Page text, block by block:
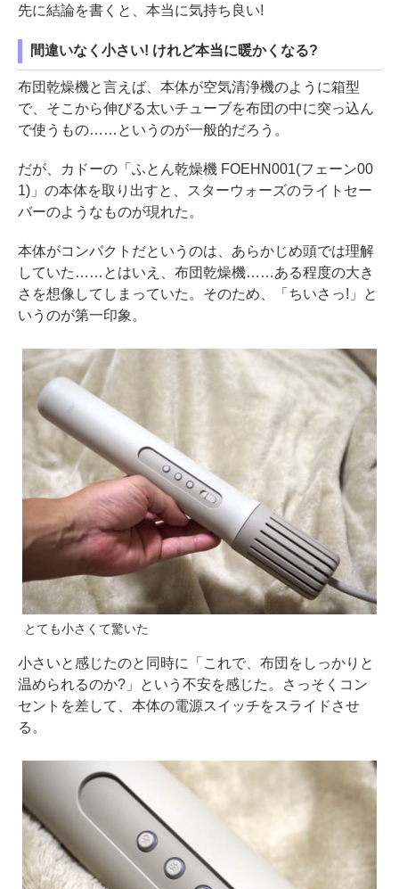
先に結論を書くと、本当に気持ち良い!
間違いなく小さい! けれど本当に暖かくなる?
布団乾燥機と言えば、本体が空気清浄機のように箱型
で、そこから伸びる太いチューブを布団の中に突っ込ん
で使うもの……というのが一般的だろう。
だが、カドーの「ふとん乾燥機 FOEHN001(フェーン00
1)」の本体を取り出すと、スターウォーズのライトセー
バーのようなものが現れた。
本体がコンパクトだというのは、あらかじめ頭では理解
していた……とはいえ、布団乾燥機……ある程度の大き
さを想像してしまっていた。そのため、「ちいさっ!」と
いうのが第一印象。
とても小さくて驚いた
小さいと感じたのと同時に「これで、布団をしっかりと
温められるのか?」という不安を感じた。さっそくコン
セントを差して、本体の電源スイッチをスライドさせ
る。